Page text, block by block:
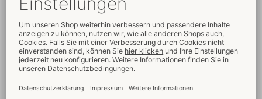
Gewicht 79 g.
TPE.
Daten & Eigenschaften
Eigenschaften
Für Männer
Daten
Farbe: transparent